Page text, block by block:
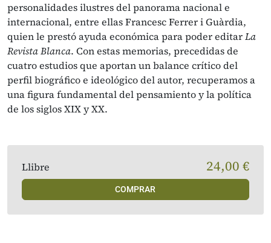
personalidades ilustres del panorama nacional e
internacional, entre ellas Francesc Ferrer i Guàrdia,
quien le prestó ayuda económica para poder editarLa
Revista Blanca. Con estas memorias, precedidas de
cuatro estudios que aportan un balance crítico del
perfil biográfico e ideológico del autor, recuperamos a
una figura fundamental del pensamiento y la política
de los siglos XIX y XX.
Llibre 24,00 €
COMPRAR